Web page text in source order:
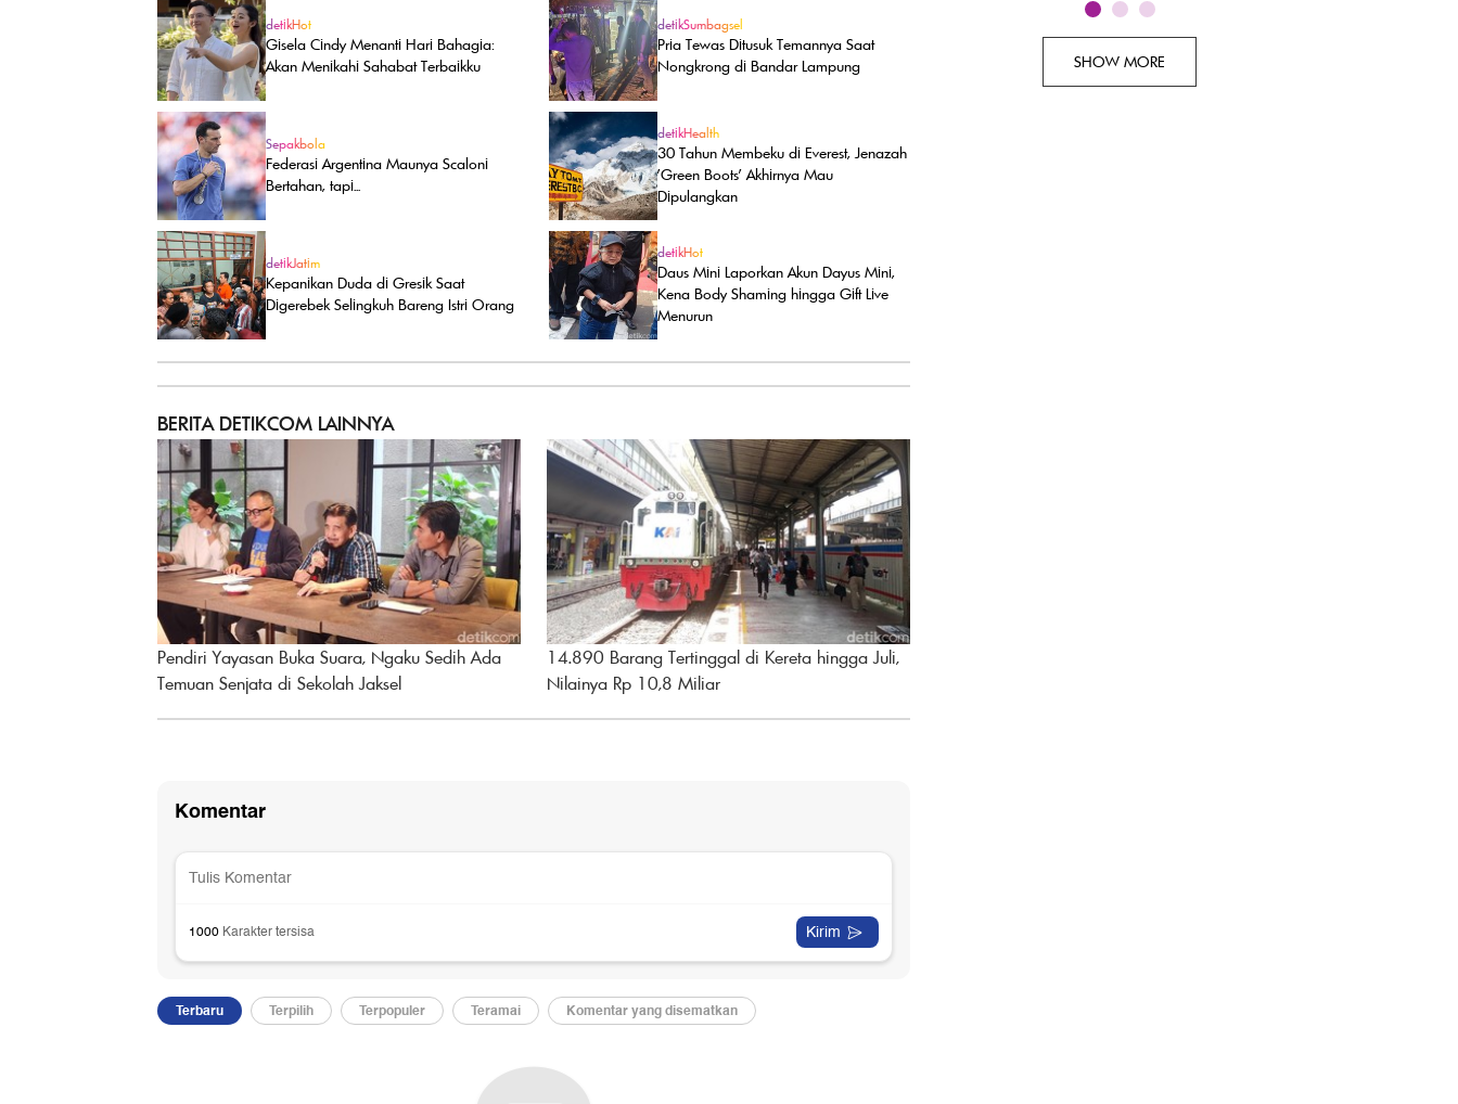
detikHot
Gisela Cindy Menanti Hari Bahagia:
Akan Menikahi Sahabat Terbaikku
detikSumbagsel
Pria Tewas Ditusuk Temannya Saat
Nongkrong di Bandar Lampung
Sepakbola
Federasi Argentina Maunya Scaloni
Bertahan, tapi...
detikHealth
30 Tahun Membeku di Everest, Jenazah
'Green Boots' Akhirnya Mau
Dipulangkan
detikJatim
Kepanikan Duda di Gresik Saat
Digerebek Selingkuh Bareng Istri Orang
detikHot
Daus Mini Laporkan Akun Dayus Mini,
Kena Body Shaming hingga Gift Live
Menurun
BERITA DETIKCOM LAINNYA
Pendiri Yayasan Buka Suara, Ngaku Sedih Ada
Temuan Senjata di Sekolah Jaksel
14.890 Barang Tertinggal di Kereta hingga Juli,
Nilainya Rp 10,8 Miliar
SHOW MORE